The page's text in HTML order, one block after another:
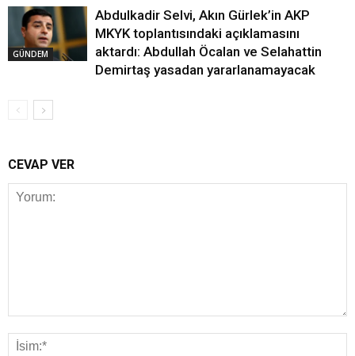
GÜNDEM
Abdulkadir Selvi, Akın Gürlek’in AKP
MKYK toplantısındaki açıklamasını
aktardı: Abdullah Öcalan ve Selahattin
Demirtaş yasadan yararlanamayacak
CEVAP VER